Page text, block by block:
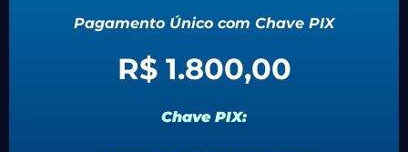
Pagamento Único com Chave PIX
R$ 1.800,00
Chave PIX: